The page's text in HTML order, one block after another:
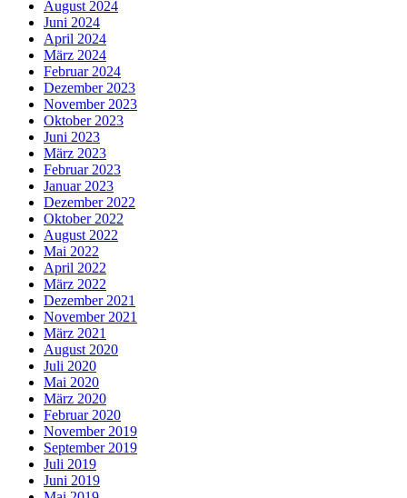
August 2024
Juni 2024
April 2024
März 2024
Februar 2024
Dezember 2023
November 2023
Oktober 2023
Juni 2023
März 2023
Februar 2023
Januar 2023
Dezember 2022
Oktober 2022
August 2022
Mai 2022
April 2022
März 2022
Dezember 2021
November 2021
März 2021
August 2020
Juli 2020
Mai 2020
März 2020
Februar 2020
November 2019
September 2019
Juli 2019
Juni 2019